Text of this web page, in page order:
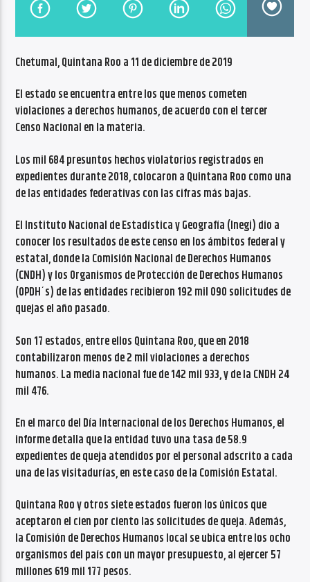
NO TITLES AVAILABLE
Radio VoxQR
Chetumal, Quintana Roo a 11 de diciembre de 2019
El estado se encuentra entre los que menos cometen
violaciones a derechos humanos, de acuerdo con el tercer
Censo Nacional en la materia.
Los mil 684 presuntos hechos violatorios registrados en
expedientes durante 2018, colocaron a Quintana Roo como una
de las entidades federativas con las cifras más bajas.
El Instituto Nacional de Estadística y Geografía (Inegi) dio a
conocer los resultados de este censo en los ámbitos federal y
estatal, donde la Comisión Nacional de Derechos Humanos
(CNDH) y los Organismos de Protección de Derechos Humanos
(OPDH´s) de las entidades recibieron 192 mil 090 solicitudes de
quejas el año pasado.
Son 17 estados, entre ellos Quintana Roo, que en 2018
contabilizaron menos de 2 mil violaciones a derechos
humanos. La media nacional fue de 142 mil 933, y de la CNDH 24
mil 476.
En el marco del Día Internacional de los Derechos Humanos, el
informe detalla que la entidad tuvo una tasa de 58.9
expedientes de queja atendidos por el personal adscrito a cada
una de las visitadurías, en este caso de la Comisión Estatal.
Quintana Roo y otros siete estados fueron los únicos que
aceptaron el cien por ciento las solicitudes de queja. Además,
la Comisión de Derechos Humanos local se ubica entre los ocho
organismos del país con un mayor presupuesto, al ejercer 57
millones 619 mil 177 pesos.